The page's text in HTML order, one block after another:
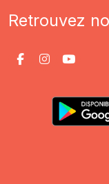
Retrouvez